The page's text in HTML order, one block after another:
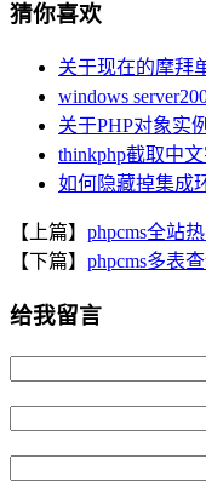
猜你喜欢
关于现在的摩拜
windows
关于PHP对象实
thinkphp截取中
如何隐藏掉集成
【上篇】 phpcms全站
【下篇】 phpcms多表
给我留言